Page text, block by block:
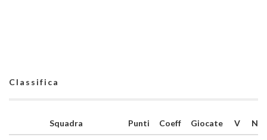
Classifica
Squadra Punti Coeff Giocate V N